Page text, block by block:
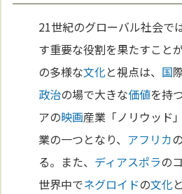
21世紀のグローバル社会では
す重要な役割を果たすこと
の多様な文化と視点は、 国
政治の場で大きな価値を持
アの映画産業「ノリウッド
業の一つとなり、 アフリカ
る。また、 ディアスポラの
世界中でネグロイドの文化と